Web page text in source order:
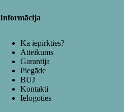
Informācija
Kā iepirkties?
Atteikums
Garantija
Piegāde
BUJ
Kontakti
Ielogoties